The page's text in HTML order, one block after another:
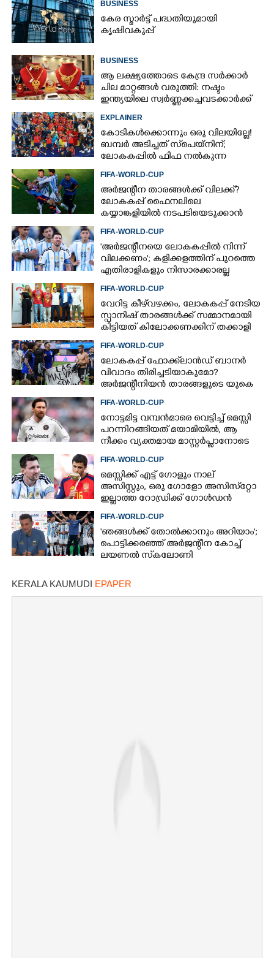
BUSINESS
കേര സ്മാർട്ട് പദ്ധതിയുമായി
കൃഷിവകുപ്പ്
BUSINESS
ആ ലക്ഷ്യത്തോടെ കേന്ദ്ര സർക്കാർ
ചില മാറ്റങ്ങൾ വരുത്തി: നഷ്ടം
ഇന്ത്യയിലെ സ്വർണ്ണക്കച്ചവടക്കാർക്ക്
EXPLAINER
കോടികൾക്കൊന്നും ഒരു വിലയില്ലേ!
ബമ്പർ അടിച്ചത് സ്‌പെയ്നിന്;
ലോകകപ്പിൽ ഫിഫ നൽകുന്ന
FIFA-WORLD-CUP
അർജന്റീന താരങ്ങൾക്ക് വിലക്ക്?
ലോകകപ്പ് ഫൈനലിലെ
കയ്യാങ്കളിയിൽ നടപടിയെടുക്കാൻ
ആരോപണങ്ങൾ
FIFA-WORLD-CUP
'അർജന്റീനയെ ലോകകപ്പിൽ നിന്ന്
വിലക്കണം'; കളിക്കളത്തിന് പുറത്തെ
എതിരാളികളും നിസാരക്കാരല്ല
FIFA-WORLD-CUP
വേറിട്ട കീഴ്‌‌വഴക്കം,​ ലോകകപ്പ് നേടിയ
സ്പാനിഷ് താരങ്ങൾക്ക് സമ്മാനമായി
കിട്ടിയത് കിലോക്കണക്കിന് തക്കാളി
FIFA-WORLD-CUP
ലോകകപ്പ് ഫോക്ക്‌ലാൻഡ് ബാനർ
വിവാദം തിരിച്ചടിയാകുമോ?
അർജന്റീനിയൻ താരങ്ങളുടെ യുകെ
FIFA-WORLD-CUP
നോട്ടമിട്ട വമ്പന്‍മാരെ വെട്ടിച്ച് മെസ്സി
പറന്നിറങ്ങിയത് മയാമിയില്‍, ആ
നീക്കം വ്യക്തമായ മാസ്റ്റര്‍പ്ലാനോടെ
FIFA-WORLD-CUP
മെസ്സിക്ക് എട്ട് ഗോളും നാല്
അസിസ്റ്റും, ഒരു ഗോളോ അസിസ്‌റ്റോ
ഇല്ലാത്ത റോഡ്രിക്ക് ഗോള്‍ഡന്‍
FIFA-WORLD-CUP
'‌ഞങ്ങൾക്ക് തോൽക്കാനും അറിയാം';
പൊട്ടിക്കരഞ്ഞ് അർജന്റീന കോച്ച്
ലയണൽ സ്‌കലോണി
KERALA KAUMUDI EPAPER